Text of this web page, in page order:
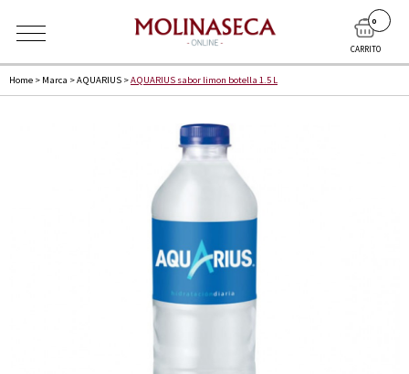
CARRITO
0
Home > Marca >AQUARIUS >AQUARIUS sabor limon botella 1.5 L